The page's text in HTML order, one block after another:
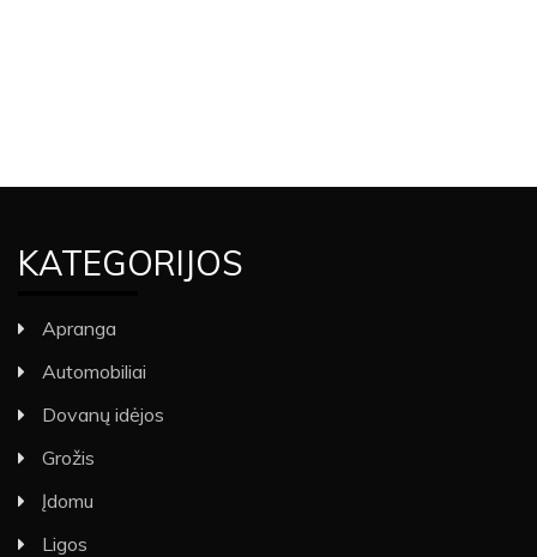
KATEGORIJOS
Apranga
Automobiliai
Dovanų idėjos
Grožis
Įdomu
Ligos